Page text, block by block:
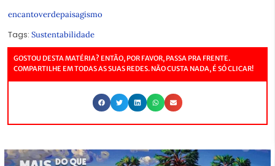
encantoverdepaisagismo
Tags: Sustentabilidade
GOSTOU DESTA MATÉRIA? ENTÃO, POR FAVOR, PASSA PRA FRENTE.
COMPARTILHE EM TODAS AS SUAS REDES. NÃO CUSTA NADA, É SÓ CLICAR!